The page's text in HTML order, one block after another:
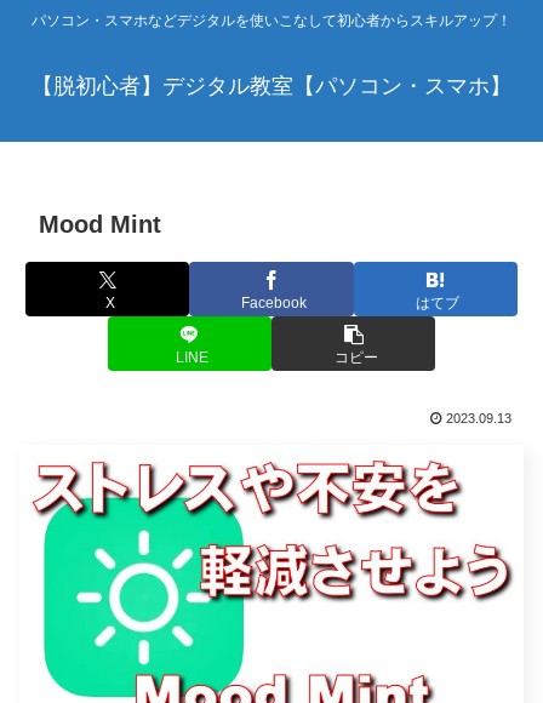
パソコン・スマホなどデジタルを使いこなして初心者からスキルアップ！
【脱初心者】デジタル教室【パソコン・スマホ】
Mood Mint
X Facebook はてブ
LINE コピー
2023.09.13